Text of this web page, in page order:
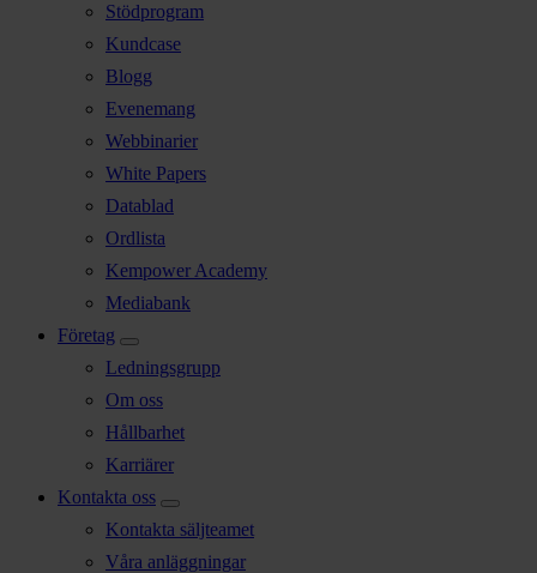
Stödprogram
Kundcase
Blogg
Evenemang
Webbinarier
White Papers
Datablad
Ordlista
Kempower Academy
Mediabank
Företag
Ledningsgrupp
Om oss
Hållbarhet
Karriärer
Kontakta oss
Kontakta säljteamet
Våra anläggningar